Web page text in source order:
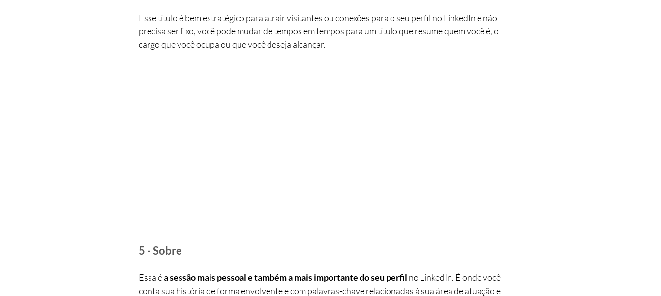
Esse título é bem estratégico para atrair visitantes ou conexões para o seu perfil no LinkedIn e não
precisa ser fixo, você pode mudar de tempos em tempos para um título que resume quem você é, o
cargo que você ocupa ou que você deseja alcançar.
5 - Sobre
Essa é a sessão mais pessoal e também a mais importante do seu perfil no LinkedIn. É onde você
conta sua história de forma envolvente e com palavras-chave relacionadas à sua área de atuação e